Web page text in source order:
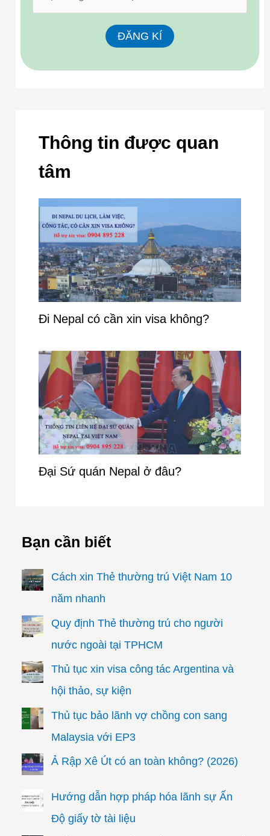
Thông tin được quan
tâm
Đi Nepal có cần xin visa không?
Đại Sứ quán Nepal ở đâu?
Bạn cần biết
Cách xin Thẻ thường trú Việt Nam 10
năm nhanh
Quy định Thẻ thường trú cho người
nước ngoài tại TPHCM
Thủ tục xin visa công tác Argentina và
hội thảo, sự kiện
Thủ tục bảo lãnh vợ chồng con sang
Malaysia với EP3
Ả Rập Xê Út có an toàn không? (2026)
Hướng dẫn hợp pháp hóa lãnh sự Ấn
Độ giấy tờ tài liệu